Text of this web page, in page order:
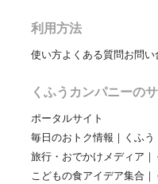
利用方法
使い方よくある質問お問い
くふうカンパニーの
ポータルサイト
毎日のおトク情報｜くふう
旅行・おでかけメディア
こどもの食アイデア集合